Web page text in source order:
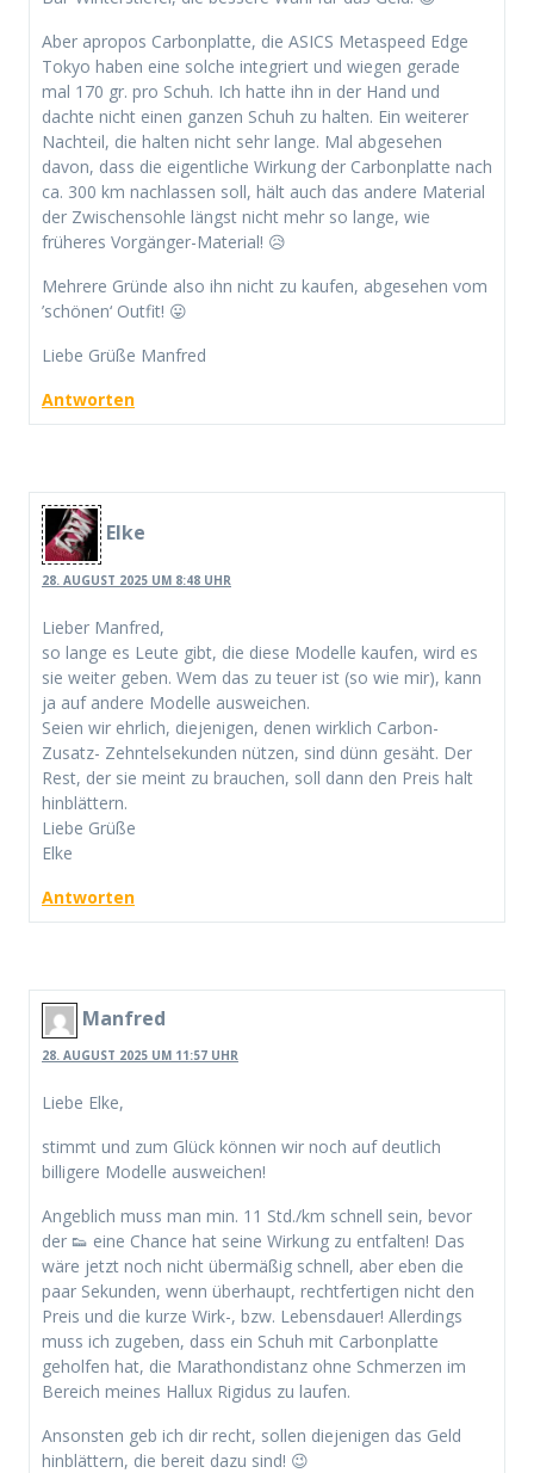
Aber apropos Carbonplatte, die ASICS Metaspeed Edge
Tokyo haben eine solche integriert und wiegen gerade
mal 170 gr. pro Schuh. Ich hatte ihn in der Hand und
dachte nicht einen ganzen Schuh zu halten. Ein weiterer
Nachteil, die halten nicht sehr lange. Mal abgesehen
davon, dass die eigentliche Wirkung der Carbonplatte nach
ca. 300 km nachlassen soll, hält auch das andere Material
der Zwischensohle längst nicht mehr so lange, wie
früheres Vorgänger-Material! 😥
Mehrere Gründe also ihn nicht zu kaufen, abgesehen vom
’schönen‘ Outfit! 😛
Liebe Grüße Manfred
Antworten
Elke
28. AUGUST 2025 UM 8:48 UHR
Lieber Manfred,
so lange es Leute gibt, die diese Modelle kaufen, wird es
sie weiter geben. Wem das zu teuer ist (so wie mir), kann
ja auf andere Modelle ausweichen.
Seien wir ehrlich, diejenigen, denen wirklich Carbon-
Zusatz- Zehntelsekunden nützen, sind dünn gesäht. Der
Rest, der sie meint zu brauchen, soll dann den Preis halt
hinblättern.
Liebe Grüße
Elke
Antworten
Manfred
28. AUGUST 2025 UM 11:57 UHR
Liebe Elke,
stimmt und zum Glück können wir noch auf deutlich
billigere Modelle ausweichen!
Angeblich muss man min. 11 Std./km schnell sein, bevor
der 👟 eine Chance hat seine Wirkung zu entfalten! Das
wäre jetzt noch nicht übermäßig schnell, aber eben die
paar Sekunden, wenn überhaupt, rechtfertigen nicht den
Preis und die kurze Wirk-, bzw. Lebensdauer! Allerdings
muss ich zugeben, dass ein Schuh mit Carbonplatte
geholfen hat, die Marathondistanz ohne Schmerzen im
Bereich meines Hallux Rigidus zu laufen.
Ansonsten geb ich dir recht, sollen diejenigen das Geld
hinblättern, die bereit dazu sind! 😉